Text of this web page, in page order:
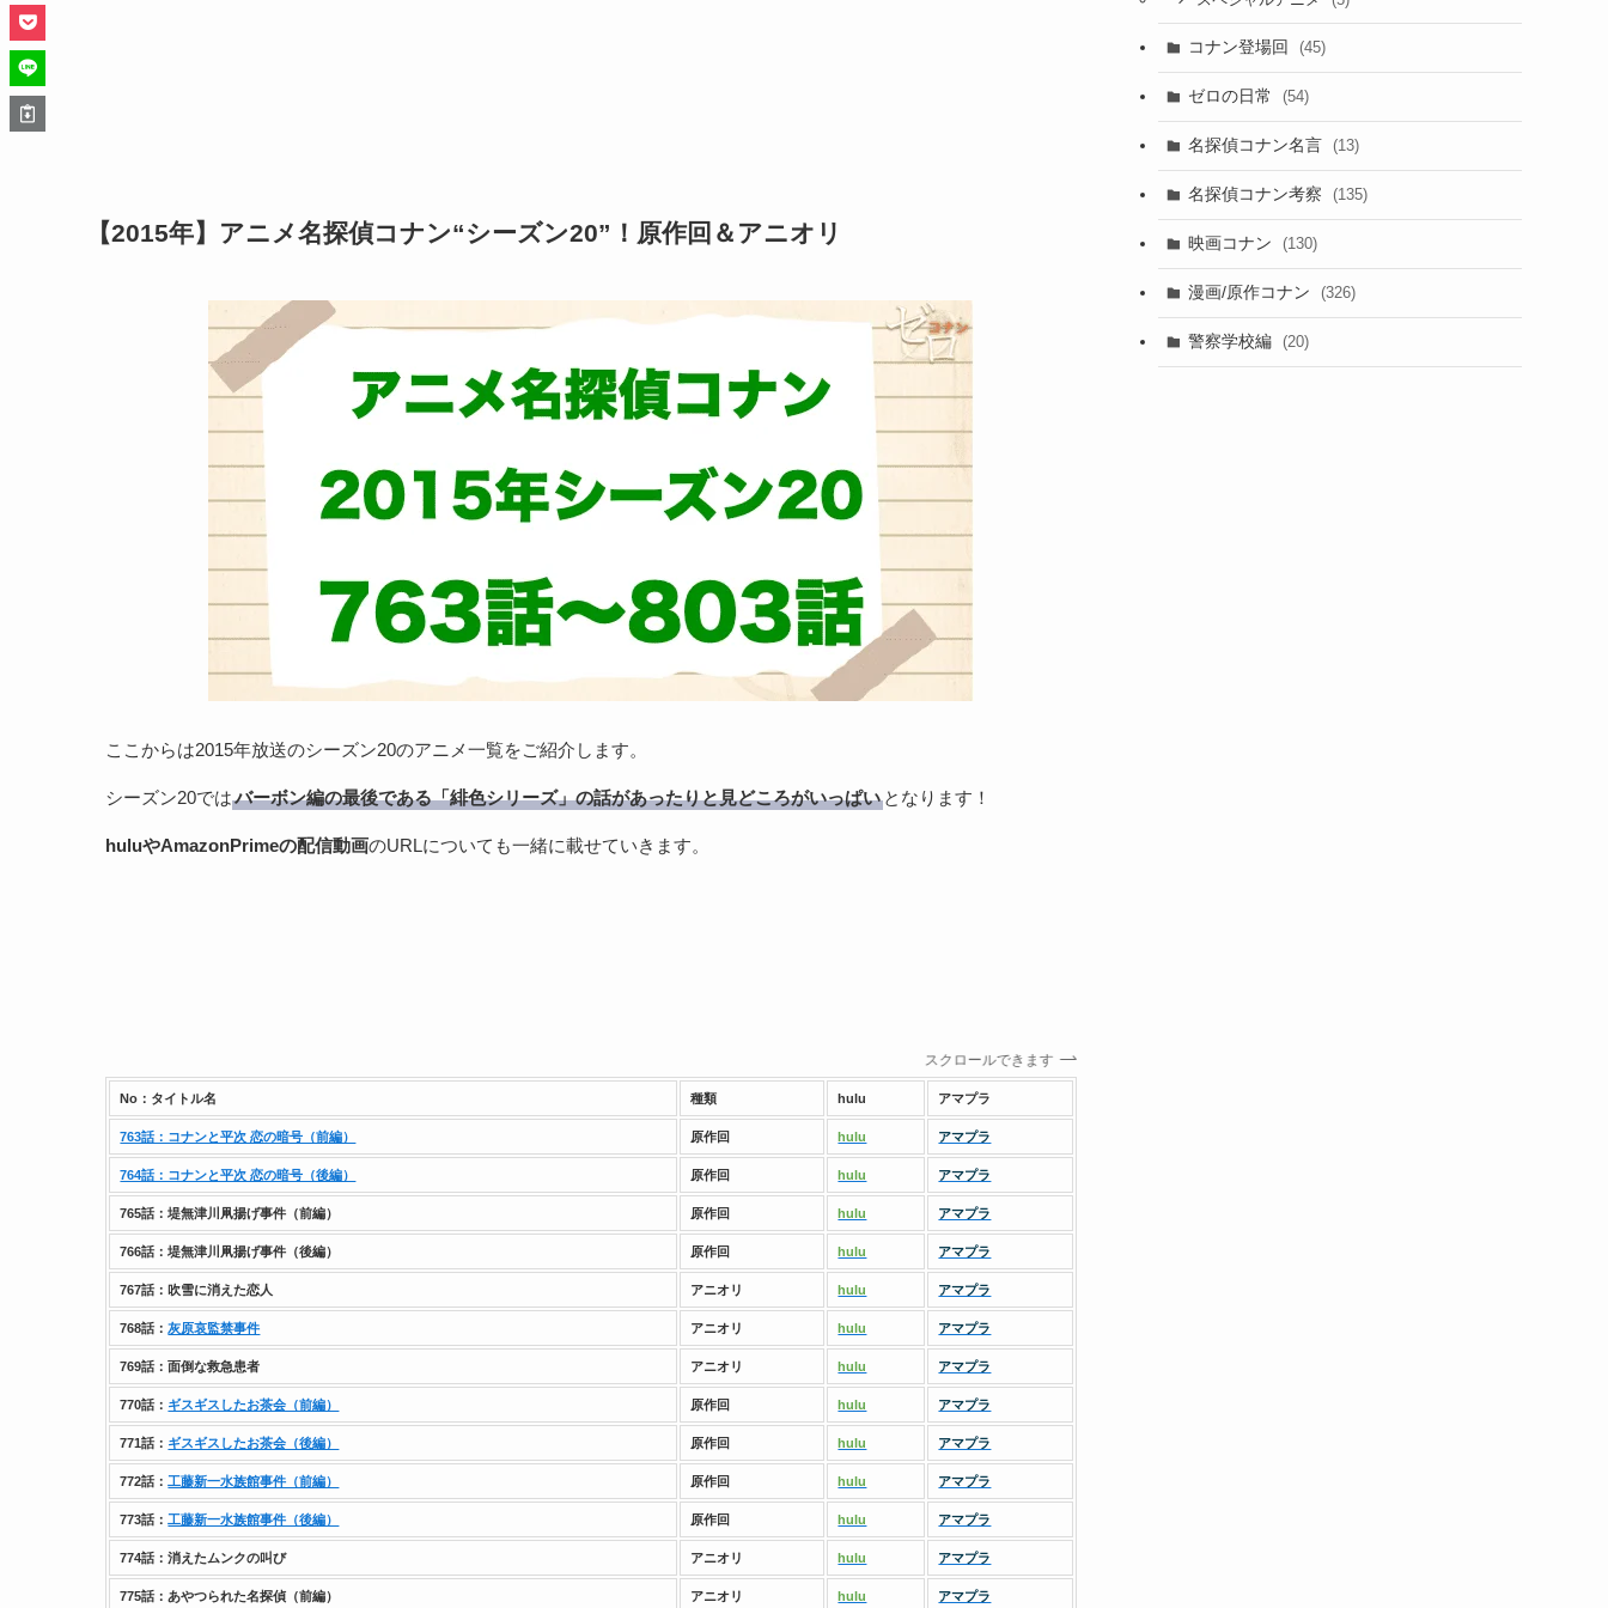
【2015年】アニメ名探偵コナン“シーズン20”！原作回＆アニオリ
ここからは2015年放送のシーズン20のアニメ一覧をご紹介します。
シーズン20ではバーボン編の最後である「緋色シリーズ」の話があったりと見どころがいっぱい となります！
huluやAmazonPrimeの配信動画のURLについても一緒に載せていきます。
スクロールできます
No：タイトル名 種類 hulu アマプラ
763話：コナンと平次 恋の暗号（前編） 原作回 hulu アマプラ
764話：コナンと平次 恋の暗号（後編） 原作回 hulu アマプラ
765話：堤無津川凧揚げ事件（前編） 原作回 hulu アマプラ
766話：堤無津川凧揚げ事件（後編） 原作回 hulu アマプラ
767話：吹雪に消えた恋人 アニオリ hulu アマプラ
768話：灰原哀監禁事件 アニオリ hulu アマプラ
769話：面倒な救急患者 アニオリ hulu アマプラ
770話： ギスギスしたお茶会（前編） 原作回 hulu アマプラ
771話： ギスギスしたお茶会（後編） 原作回 hulu アマプラ
772話：工藤新一水族館事件（前編） 原作回 hulu アマプラ
773話：工藤新一水族館事件（後編） 原作回 hulu アマプラ
774話：消えたムンクの叫び アニオリ hulu アマプラ
775話：あやつられた名探偵（前編） アニオリ hulu アマプラ
コナン登場回 (45)
ゼロの日常 (54)
名探偵コナン名言 (13)
名探偵コナン考察 (135)
映画コナン (130)
漫画/原作コナン (326)
警察学校編 (20)